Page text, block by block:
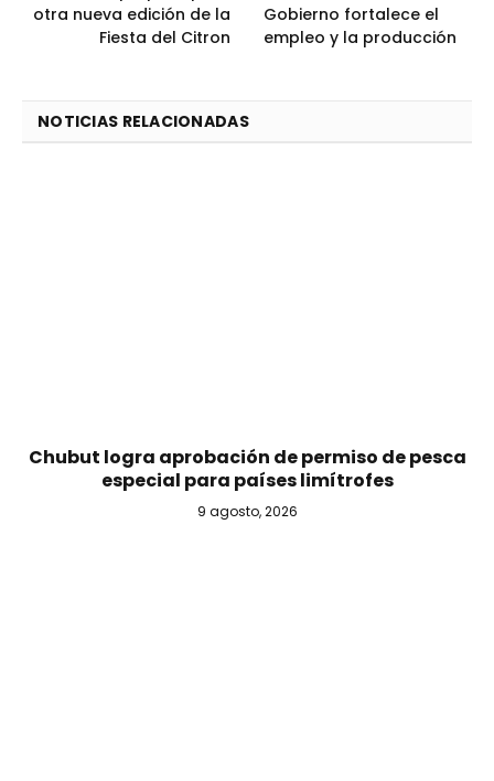
otra nueva edición de la
Fiesta del Citron
Gobierno fortalece el
empleo y la producción
NOTICIAS RELACIONADAS
Chubut logra aprobación de permiso de pesca
especial para países limítrofes
9 agosto, 2026